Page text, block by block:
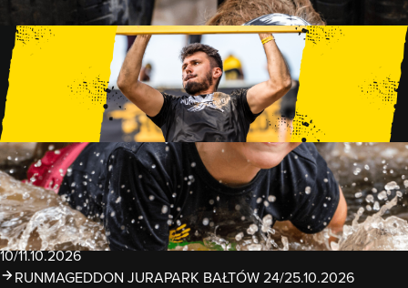
15 PRZESZKÓD
1 KM+
TRENINGI
WYDARZENIA
RUNMAGEDDON LUBLIN ZALEW ZEMBORZYCKI
22/23.08.2026
RUNMAGEDDON ERGO ARENA GDAŃSK/SOPOT
12/13.09.2026
RUNMAGEDDON KIDS: DEMO WARSZAWA 24/26.09.2026
RUNMAGEDDON WROCŁAW KOPALNIA ROLANTOWICE
26/27.09.2026
RUNMAGEDDON WARSZAWA TWIERDZA MODLIN
10/11.10.2026
RUNMAGEDDON JURAPARK BAŁTÓW 24/25.10.2026